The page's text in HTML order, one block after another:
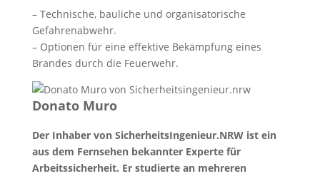
– Technische, bauliche und organisatorische
Gefahrenabwehr.
– Optionen für eine effektive Bekämpfung eines
Brandes durch die Feuerwehr.
Donato Muro
Der Inhaber von SicherheitsIngenieur.NRW ist ein
aus dem Fernsehen bekannter Experte für
Arbeitssicherheit. Er studierte an mehreren